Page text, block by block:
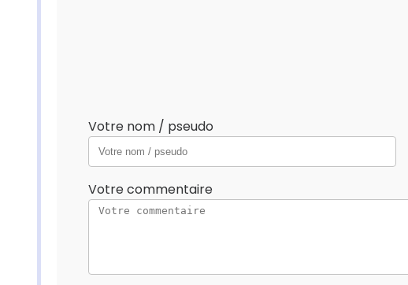
Votre nom / pseudo
Votre commentaire